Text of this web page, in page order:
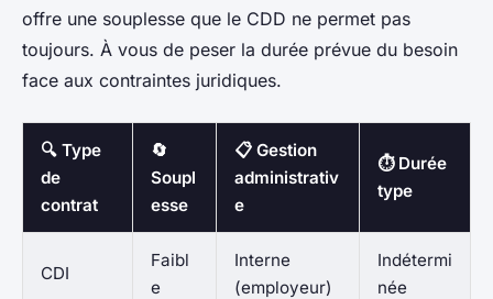
offre une souplesse que le CDD ne permet pas
toujours. À vous de peser la durée prévue du besoin
face aux contraintes juridiques.
🔍 Type
de
contrat
🔄
Soupl
esse
📋 Gestion
administrativ
e
⏱️ Durée
type
CDI
Faibl
e
Interne
(employeur)
Indétermi
née